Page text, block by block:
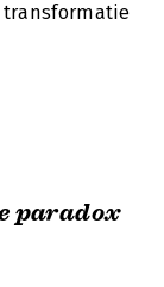
transformatie
paradox